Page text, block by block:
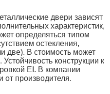
двери зависят
характеристик,
определяться типом
остекления,
две). В стоимость может
конструкции к
EI. В компании
от производителя.